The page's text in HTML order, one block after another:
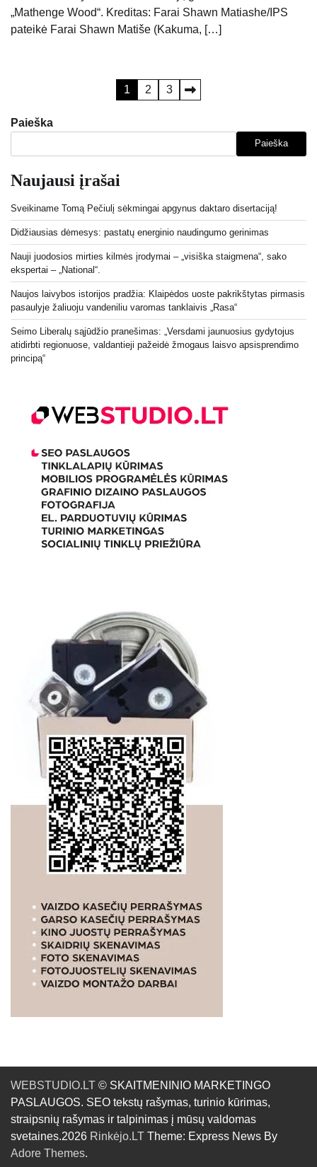
„Mathenge Wood“. Kreditas: Farai Shawn Matiashe/IPS
pateikė Farai Shawn Matiše (Kakuma, […]
puslapiavimas
1 2 3
Paieška
Paieška
Naujausi įrašai
Sveikiname Tomą Pečiulį sėkmingai apgynus daktaro disertaciją!
Didžiausias dėmesys: pastatų energinio naudingumo gerinimas
Nauji juodosios mirties kilmės įrodymai – „visiška staigmena“, sako
ekspertai – „National“.
Naujos laivybos istorijos pradžia: Klaipėdos uoste pakrikštytas pirmasis
pasaulyje žaliuoju vandeniliu varomas tanklaivis „Rasa“
Seimo Liberalų sąjūdžio pranešimas: „Versdami jaunuosius gydytojus
atidirbti regionuose, valdantieji pažeidė žmogaus laisvo apsisprendimo
principą“
WEBSTUDIO.LT © SKAITMENINIO MARKETINGO
PASLAUGOS. SEO tekstų rašymas, turinio kūrimas,
straipsnių rašymas ir talpinimas į mūsų valdomas
svetaines.2026 Rinkėjo.LT Theme: Express News By
Adore Themes.